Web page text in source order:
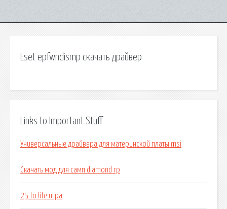
Eset epfwndismp скачать драйвер
Links to Important Stuff
Универсальные драйвера для материнской платы msi
Скачать мод для самп diamond rp
25 to life игра